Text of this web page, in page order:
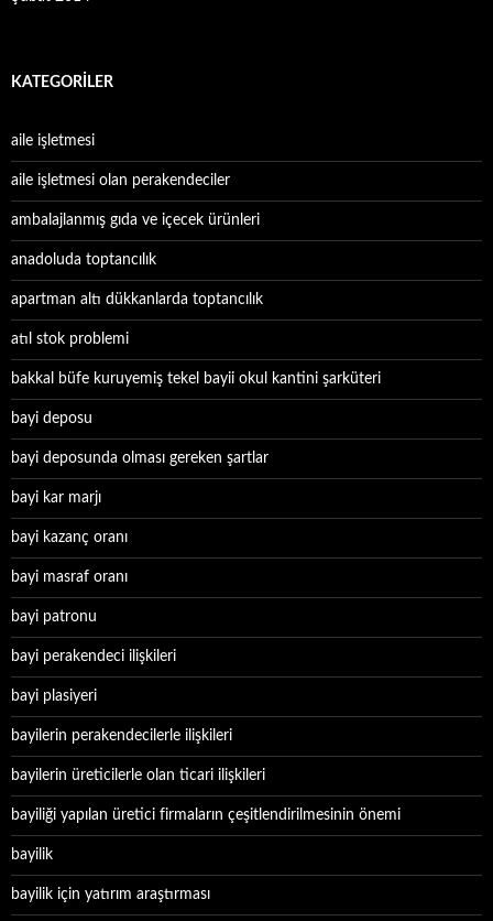
KATEGORILER
aile işletmesi
aile işletmesi olan perakendeciler
ambalajlanmış gıda ve içecek ürünleri
anadoluda toptancılık
apartman altı dükkanlarda toptancılık
atıl stok problemi
bakkal büfe kuruyemiş tekel bayii okul kantini şarküteri
bayi deposu
bayi deposunda olması gereken şartlar
bayi kar marjı
bayi kazanç oranı
bayi masraf oranı
bayi patronu
bayi perakendeci ilişkileri
bayi plasiyeri
bayilerin perakendecilerle ilişkileri
bayilerin üreticilerle olan ticari ilişkileri
bayiliği yapılan üretici firmaların çeşitlendirilmesinin önemi
bayilik
bayilik için yatırım araştırması